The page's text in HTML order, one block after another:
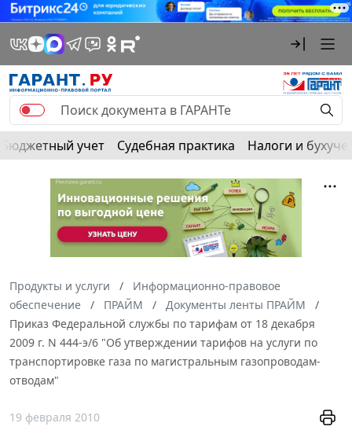
Бюджетный учет Судебная практика Налоги и
Продукты и услуги
Информационно-правовое
обеспечение
ПРАЙМ
Документы ленты ПРАЙМ
Приказ Федеральной службы по тарифам от 18 декабря
2009 г. N 444-э/6 "Об утверждении тарифов на услуги по
транспортировке газа по магистральным газопроводам-
отводам"
19 февраля 2010